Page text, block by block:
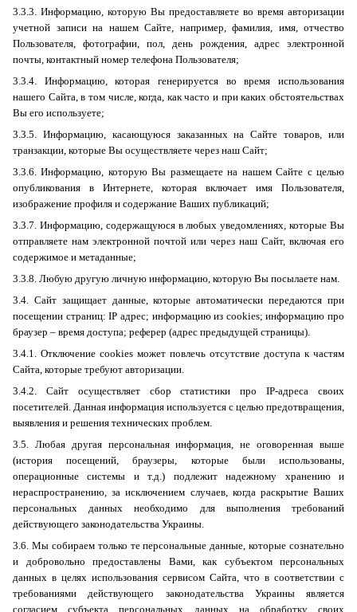
3.3.3. Информацию, которую Вы предоставляете во время авторизации
учетной записи на нашем Сайте, например, фамилия, имя, отчество
Пользователя, фотографии, пол, день рождения, адрес электронной
почты, контактный номер телефона Пользователя;
3.3.4. Информацию, которая генерируется во время использования
нашего Сайта, в том числе, когда, как часто и при каких обстоятельствах
Вы его используете;
3.3.5. Информацию, касающуюся заказанных на Сайте товаров, или
транзакции, которые Вы осуществляете через наш Сайт;
3.3.6. Информацию, которую Вы размещаете на нашем Сайте с целью
опубликования в Интернете, которая включает имя Пользователя,
изображение профиля и содержание Ваших публикаций;
3.3.7. Информацию, содержащуюся в любых уведомлениях, которые Вы
отправляете нам электронной почтой или через наш Сайт, включая его
содержимое и метаданные;
3.3.8. Любую другую личную информацию, которую Вы посылаете нам.
3.4. Сайт защищает данные, которые автоматически передаются при
посещении страниц:IP адрес; информацию из cookies; информацию про
браузер – время доступа; реферер (адрес предыдущей страницы).
3.4.1. Отключение cookies может повлечь отсутствие доступа к частям
Сайта, которые требуют авторизации.
3.4.2. Сайт осуществляет сбор статистики проIP-адреса своих
посетителей. Данная информация используется с целью предотвращения,
выявления и решения технических проблем.
3.5. Любая другая персональная информация, не оговоренная выше
(история посещений, браузеры, которые были использованы,
операционные системы и т.д.) подлежит надежному хранению и
нераспространению, за исключением случаев, когда раскрытие Ваших
персональных данных необходимо для выполнения требований
действующего законодательства Украины.
3.6. Мы собираем только те персональные данные, которые сознательно
и добровольно предоставлены Вами, как субъектом персональных
данных в целях использования сервисом Сайта, что в соответствии с
требованиями действующего законодательства Украины является
согласием субъекта персональных данных на обработку своих